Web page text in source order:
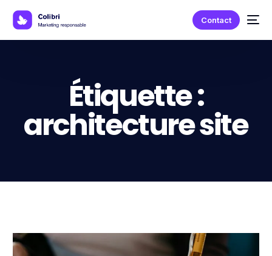
Contact
Étiquette :
architecture site